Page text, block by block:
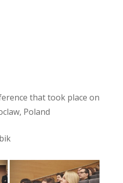
that took place on
Poland